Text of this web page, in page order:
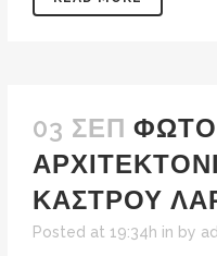
03 ΣΕΠ
ΚΆΣΤΡΟΥ
Posted at 19:34h in by